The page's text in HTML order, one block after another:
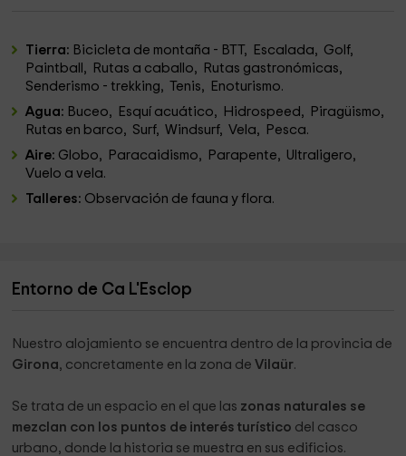
Tierra: Bicicleta de montaña - BTT, Escalada, Golf,
Paintball, Rutas a caballo, Rutas gastronómicas,
Senderismo - trekking, Tenis, Enoturismo.
Agua: Buceo, Esquí acuático, Hidrospeed, Piragüismo,
Rutas en barco, Surf, Windsurf, Vela, Pesca.
Aire: Globo, Paracaidismo, Parapente, Ultraligero,
Vuelo a vela.
Talleres: Observación de fauna y flora.
Entorno de Ca L'Esclop
Nuestro alojamiento se encuentra dentro de la provincia de
Girona, concretamente en la zona de Vilaür.
Se trata de un espacio en el que las zonas naturales se
mezclan con los puntos de interés turístico del casco
urbano, donde la historia se muestra en sus edificios.